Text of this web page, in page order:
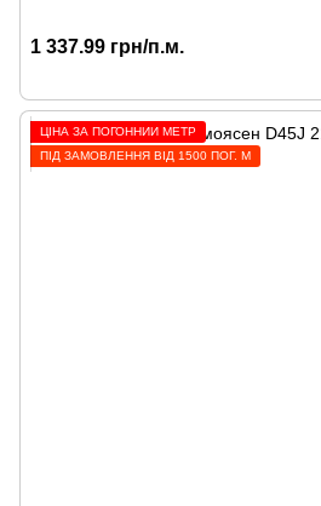
1 337.99 грн/п.м.
ЦІНА ЗА ПОГОННИЙ МЕТР
ПІД ЗАМОВЛЕННЯ ВІД 1500 ПОГ. М